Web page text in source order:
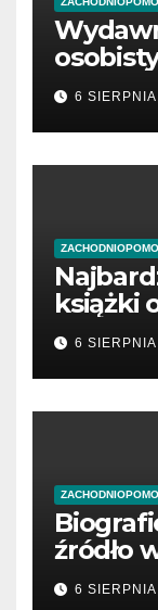
6
książki
6
źródło
6